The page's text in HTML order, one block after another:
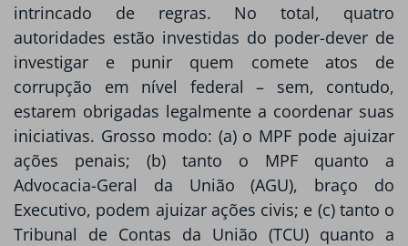
intrincado de regras. No total, quatro
autoridades estão investidas do poder-dever de
investigar e punir quem comete atos de
corrupção em nível federal – sem, contudo,
estarem obrigadas legalmente a coordenar suas
iniciativas. Grosso modo: (a) o MPF pode ajuizar
ações penais; (b) tanto o MPF quanto a
Advocacia-Geral da União (AGU), braço do
Executivo, podem ajuizar ações civis; e (c) tanto o
Tribunal de Contas da União (TCU) quanto a